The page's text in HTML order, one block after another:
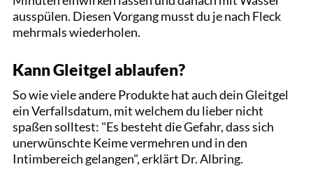
ausspülen. Diesen Vorgang musst du je nach Fleck
mehrmals wiederholen.
Kann Gleitgel ablaufen?
So wie viele andere Produkte hat auch dein Gleitgel
ein Verfallsdatum, mit welchem du lieber nicht
spaßen solltest: "Es besteht die Gefahr, dass sich
unerwünschte Keime vermehren und in den
Intimbereich gelangen", erklärt Dr. Albring.